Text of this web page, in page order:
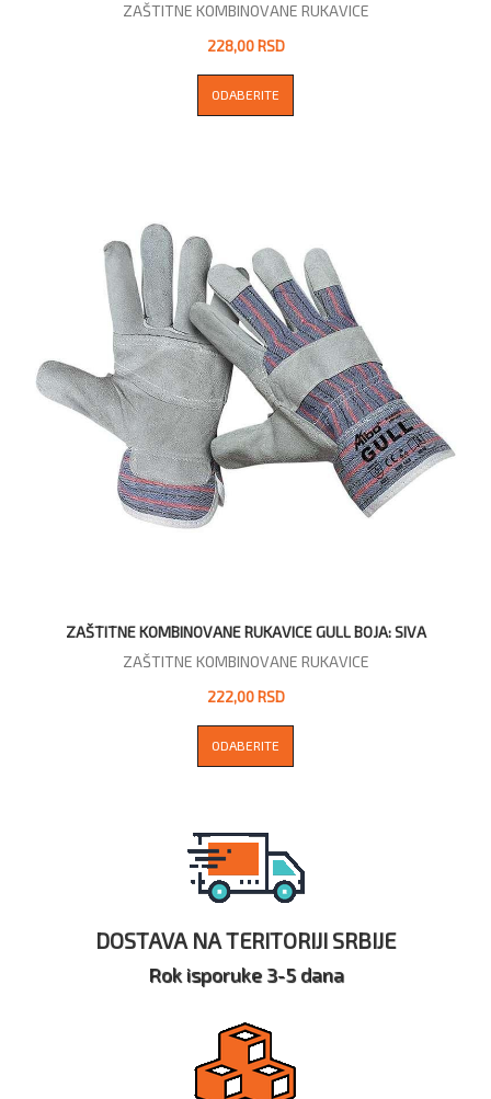
ZAŠTITNE KOMBINOVANE RUKAVICE
228,00 RSD
ODABERITE
ZAŠTITNE KOMBINOVANE RUKAVICE GULL BOJA: SIVA
ZAŠTITNE KOMBINOVANE RUKAVICE
222,00 RSD
ODABERITE
DOSTAVA NA TERITORIJI SRBIJE
Rok isporuke 3-5 dana